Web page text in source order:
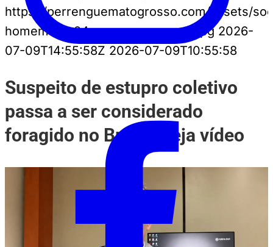
https://perrenguematogrosso.com/assets/
homem-de-24-anos-e-procurad.jpg 2026-
07-09T14:55:58Z 2026-07-09T10:55:58
Suspeito de estupro coletivo
passa a ser considerado
foragido no Brasil; Veja vídeo